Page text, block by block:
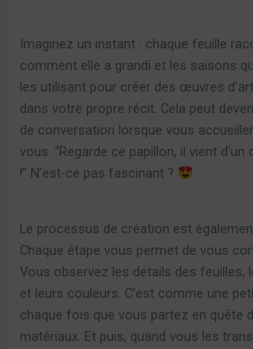
Imaginez un instant : chaque feuille
comment elle a grandi et les saisons
les utilisant pour créer des œuvres
dans votre propre récit. Cela peut
de conversation lorsque vous
vous. “Regarde ce papillon, il vient
!” N’est-ce pas fascinant ?
Le processus de création est
Chaque étape vous permet de vous
Vous observez les détails des feuilles,
et leurs couleurs. C’est comme une
chaque fois que vous partez en quête
matériaux. Et puis, quand vous les